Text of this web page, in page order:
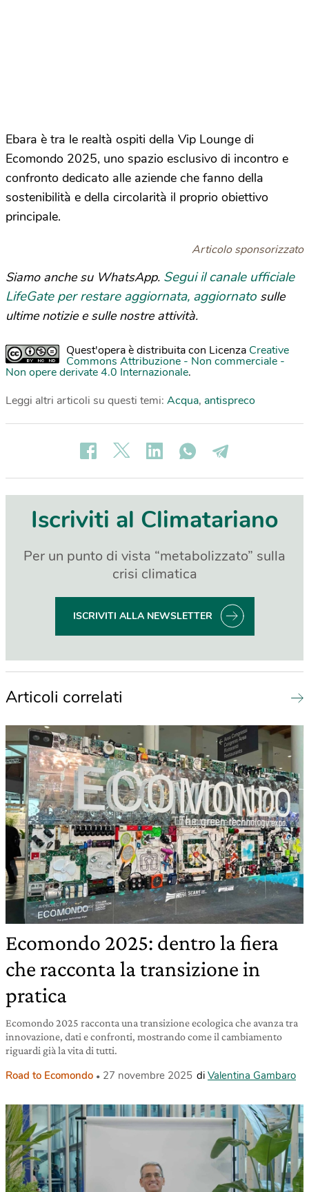
Ebara è tra le realtà ospiti della Vip Lounge di
Ecomondo 2025, uno spazio esclusivo di incontro e
confronto dedicato alle aziende che fanno della
sostenibilità e della circolarità il proprio obiettivo
principale.
Articolo sponsorizzato
Siamo anche su WhatsApp. Segui il canale ufficiale
LifeGate per restare aggiornata, aggiornato sulle
ultime notizie e sulle nostre attività.
Quest'opera è distribuita con Licenza Creative
Commons Attribuzione - Non commerciale -
Non opere derivate 4.0 Internazionale.
Leggi altri articoli su questi temi: Acqua, antispreco
Iscriviti al Climatariano
Per un punto di vista “metabolizzato” sulla
crisi climatica
ISCRIVITI ALLA NEWSLETTER
Articoli correlati
Ecomondo 2025: dentro la fiera
che racconta la transizione in
pratica
Ecomondo 2025 racconta una transizione ecologica che avanza tra
innovazione, dati e confronti, mostrando come il cambiamento
riguardi già la vita di tutti.
Road to Ecomondo 27 novembre 2025 di Valentina Gambaro